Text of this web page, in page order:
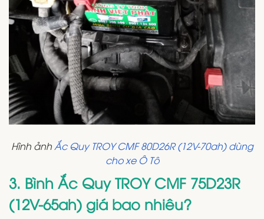
Hình ảnh Ắc Quy TROY CMF 80D26R (12V-70ah) dùng
cho xe Ô Tô
3. Bình Ắc Quy TROY CMF 75D23R
(12V-65ah) giá bao nhiêu?